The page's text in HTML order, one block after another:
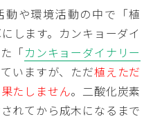
動や環境活動の中で「植
します。カンキョーダイ
「カンキョーダイナリー
いますが、ただ植えただ
たしません。二酸化炭素
れてから成木になるまで